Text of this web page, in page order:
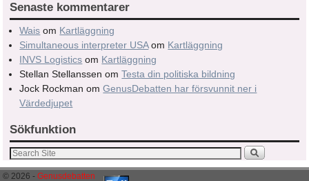
Senaste kommentarer
Wais om Kartläggning
Simultaneous interpreter USAom Kartläggning
INVS Logistics om Kartläggning
Stellan Stellanssen omTesta din politiska bildning
Jock Rockman omGenusDebatten har försvunnit ner i
Värdedjupet
Sökfunktion
© 2026 - Genusdebatten